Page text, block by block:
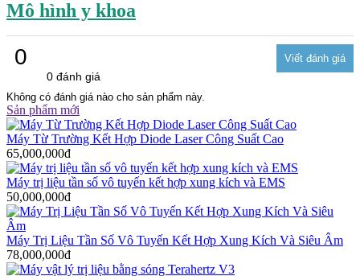
Mô hình y khoa
0
0 đánh giá
Không có đánh giá nào cho sản phẩm này.
Sản phẩm mới
Máy Từ Trường Kết Hợp Diode Laser Công Suất Cao
65,000,000đ
Máy trị liệu tần số vô tuyến kết hợp xung kích và EMS
50,000,000đ
Máy Trị Liệu Tần Số Vô Tuyến Kết Hợp Xung Kích Và Siêu Âm
78,000,000đ